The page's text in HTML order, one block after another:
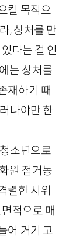
킬 목적으
, 상처를 만
다는 걸 인
는 상처를
재하기 때
나야만 한
소년으로
원 점거농
렬한 시위
적으로 매
어 거기 고